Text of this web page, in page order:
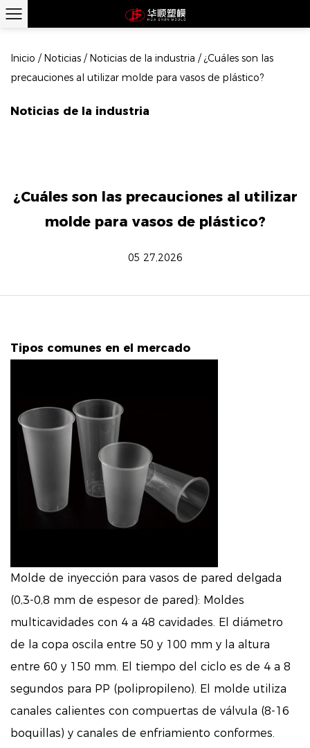
Inicio / Noticias / Noticias de la industria /¿Cuáles son las
precauciones al utilizar molde para vasos de plástico?
Noticias de la industria
¿Cuáles son las precauciones al utilizar
molde para vasos de plástico?
05 27,2026
Tipos comunes en el mercado
Molde de inyección para vasos de pared delgada
(0,3-0,8 mm de espesor de pared): Moldes
multicavidades con 4 a 48 cavidades. El diámetro
de la copa oscila entre 50 y 100 mm y la altura
entre 60 y 150 mm. El tiempo del ciclo es de 4 a 8
segundos para PP (polipropileno). El molde utiliza
canales calientes con compuertas de válvula (8-16
boquillas) y canales de enfriamiento conformes.